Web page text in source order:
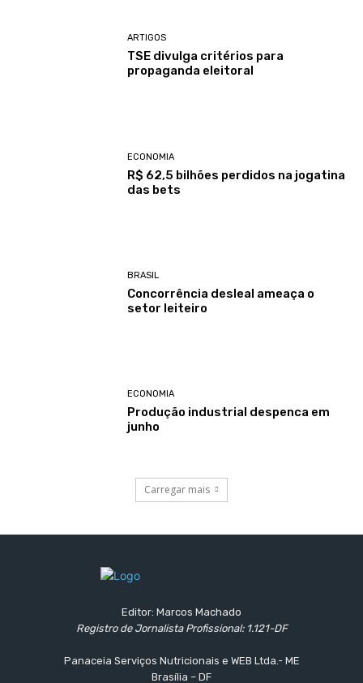
ARTIGOS
TSE divulga critérios para
propaganda eleitoral
ECONOMIA
R$ 62,5 bilhões perdidos na jogatina
das bets
BRASIL
Concorrência desleal ameaça o
setor leiteiro
ECONOMIA
Produção industrial despenca em
junho
Carregar mais
Editor: Marcos Machado
Registro de Jornalista Profissional: 1.121-DF
Panaceia Serviços Nutricionais e WEB Ltda.- ME
Brasília – DF